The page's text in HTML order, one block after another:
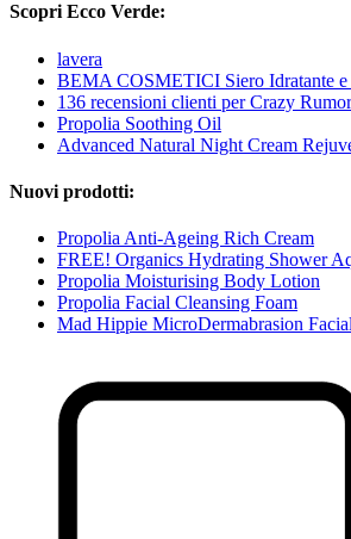
Scopri Ecco Verde:
lavera
BEMA COSMETICI Siero Idratante
136 recensioni clienti per Crazy
Propolia Soothing Oil
Advanced Natural Night Cream
Nuovi prodotti:
Propolia Anti-Ageing Rich Cream
FREE! Organics Hydrating Shower
Propolia Moisturising Body Lotion
Propolia Facial Cleansing Foam
Mad Hippie MicroDermabrasion Facial